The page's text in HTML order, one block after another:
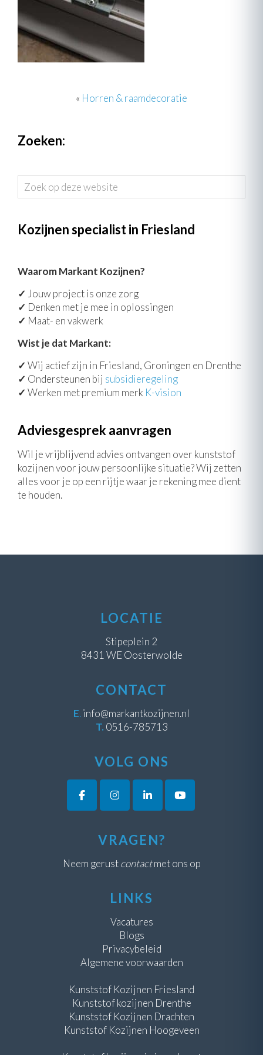
« Horren & raamdecoratie
Zoeken:
Zoek
op
website
Kozijnen specialist in Friesland
Waarom Markant Kozijnen?
✓ Jouw project is onze zorg
✓ Denken met je mee in oplossingen
✓ Maat- en vakwerk
Wist je dat Markant:
✓ Wij actief zijn in Friesland, Groningen en Drenthe
✓ Ondersteunen bij subsidieregeling
✓ Werken met premium merk K-vision
Adviesgesprek aanvragen
Wil je vrijblijvend advies ontvangen over kunststof
kozijnen voor jouw persoonlijke situatie? Wij zetten
alles voor je op een rijtje waar je rekening mee dient
te houden.
LOCATIE
Stipeplein 2
8431 WE Oosterwolde
CONTACT
E.info@markantkozijnen.nl
T. 0516-785713
VOLG ONS
VRAGEN?
Neem gerustcontactmet ons op
LINKS
Vacatures
Blogs
Privacybeleid
Algemene voorwaarden
Kunststof Kozijnen Friesland
Kunststof kozijnen Drenthe
Kunststof Kozijnen Drachten
Kunststof Kozijnen Hoogeveen